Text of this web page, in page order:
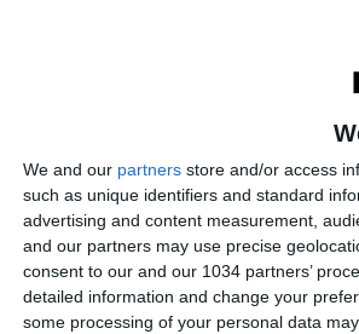
We and our partners store and/or access
such as unique identifiers and standard
advertising and content measurement,
and our partners may use precise
consent to our and our 1034 partners’
detailed information and change your
some processing of your personal data